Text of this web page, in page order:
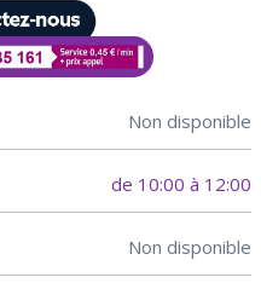
Non disponible
de 10:00 à 12:00
Non disponible